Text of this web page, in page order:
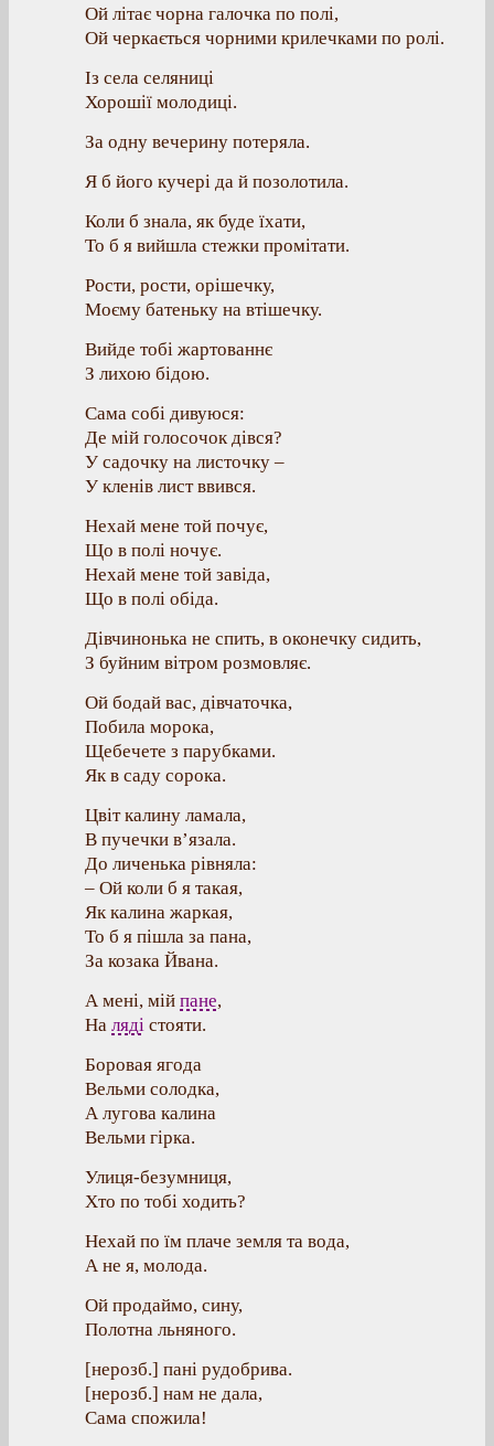
Ой літає чорна галочка по полі,
Ой черкається чорними крилечками по ролі.
Із села селяниці
Хорошії молодиці.
За одну вечерину потеряла.
Я б його кучері да й позолотила.
Коли б знала, як буде їхати,
То б я вийшла стежки промітати.
Рости, рости, орішечку,
Моєму батеньку на втішечку.
Вийде тобі жартованнє
З лихою бідою.
Сама собі дивуюся:
Де мій голосочок дівся?
У садочку на листочку –
У кленів лист ввився.
Нехай мене той почує,
Що в полі ночує.
Нехай мене той завіда,
Що в полі обіда.
Дівчинонька не спить, в оконечку сидить,
З буйним вітром розмовляє.
Ой бодай вас, дівчаточка,
Побила морока,
Щебечете з парубками.
Як в саду сорока.
Цвіт калину ламала,
В пучечки в’язала.
До личенька рівняла:
– Ой коли б я такая,
Як калина жаркая,
То б я пішла за пана,
За козака Йвана.
А мені, мій пане,
На ляді стояти.
Боровая ягода
Вельми солодка,
А лугова калина
Вельми гірка.
Улиця-безумниця,
Хто по тобі ходить?
Нехай по їм плаче земля та вода,
А не я, молода.
Ой продаймо, сину,
Полотна льняного.
[нерозб.] пані рудобрива.
[нерозб.] нам не дала,
Сама спожила!